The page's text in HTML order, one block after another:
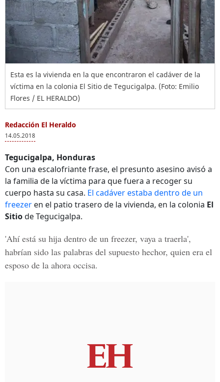
Esta es la vivienda en la que encontraron el cadáver de la
víctima en la colonia El Sitio de Tegucigalpa. (Foto: Emilio
Flores / EL HERALDO)
Redacción El Heraldo
14.05.2018
Tegucigalpa, Honduras
Con una escalofriante frase, el presunto asesino avisó a
la familia de la víctima para que fuera a recoger su
cuerpo hasta su casa. El cadáver estaba dentro de un
freezer en el patio trasero de la vivienda, en la colonia El
Sitiode Tegucigalpa.
'Ahí está su hija dentro de un freezer, vaya a traerla',
habrían sido las palabras del supuesto hechor, quien era el
esposo de la ahora occisa.